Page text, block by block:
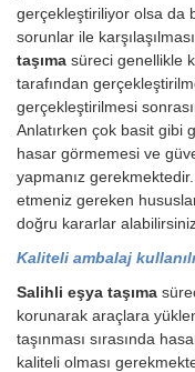
gerçekleştiriliyor olsa da
sorunlar ile
taşıma süreci genellikle
tarafından
gerçekleştirilmesi
Anlatırken çok basit gibi
hasar görmemesi ve
yapmanız
etmeniz gereken
doğru kararlar
Kaliteli ambalaj
Salihli eşya taşıma
korunarak araçlara
taşınması sırasında
kaliteli olması